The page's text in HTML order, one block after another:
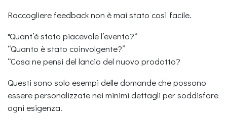
Raccogliere feedback non è mai stato così facile.
"Quant’è stato piacevole l’evento?“
“Quanto è stato coinvolgente?”
“Cosa ne pensi del lancio del nuovo prodotto?
Questi sono solo esempi delle domande che possono
essere personalizzate nei minimi dettagli per soddisfare
ogni esigenza.